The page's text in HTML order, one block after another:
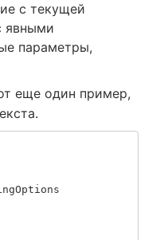
с текущей
явными
параметры,
еще один пример,